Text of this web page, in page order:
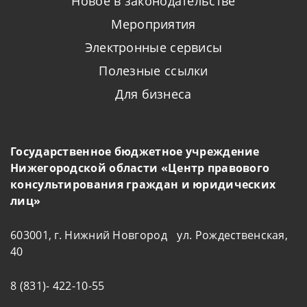
для пересчета суммы налога.
Мероприятия
Электронные сервисы
Полезные ссылки
Для бизнеса
Государственное бюджетное учреждение
Нижегородской области «Центр правового
консультирования граждан и юридических
лиц»
603001, г. Нижний Новгород ул. Рождественская,
40
8 (831)- 422-10-55